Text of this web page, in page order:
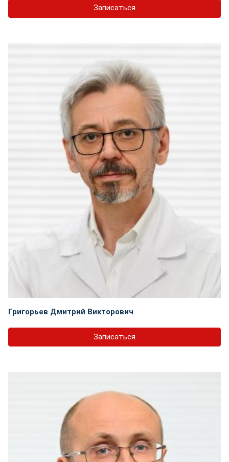
Записаться
Григорьев Дмитрий Викторович
Записаться